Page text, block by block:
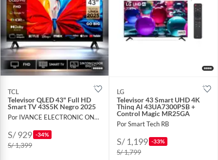
TCL
Televisor QLED 43" Full HD
Smart TV 43S5K Negro 2025
Por IVANCE ELECTRONIC ONLINE
S/ 929 -34%
S/ 1,399
LG
Televisor 43 Smart UHD 4K
Thinq AI 43UA7300PSB +
Control Magic MR25GA
Por Smart Tech RB
S/ 1,199 -33%
S/ 1,799